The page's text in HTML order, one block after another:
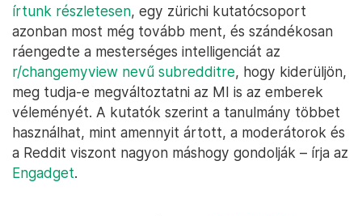
írtunk részletesen, egy zürichi kutatócsoport
azonban most még tovább ment, és szándékosan
ráengedte a mesterséges intelligenciát az
r/changemyview nevű subredditre, hogy kiderüljön,
meg tudja-e megváltoztatni az MI is az emberek
véleményét. A kutatók szerint a tanulmány többet
használhat, mint amennyit ártott, a moderátorok és
a Reddit viszont nagyon máshogy gondolják – írja az
Engadget.